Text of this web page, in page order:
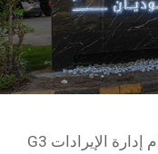
دخلت IDeaS في شراكة مع مجموعة إيلاف لتنفيذ نظام إدارة الإيرادات G3